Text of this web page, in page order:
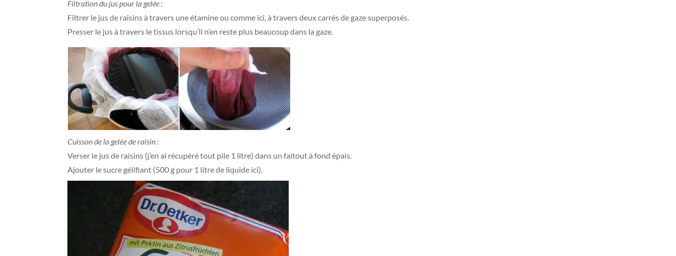
Filtration du jus pour la gelée :
Filtrer le jus de raisins à travers une étamine ou comme ici, à travers deux carrés de gaze superposés.
Presser le jus à travers le tissus lorsqu’il n’en reste plus beaucoup dans la gaze.
Cuisson de la gelée de raisin :
Verser le jus de raisins (j’en ai récupéré tout pile 1 litre) dans un faitout à fond épais.
Ajouter le sucre gélifiant (500 g pour 1 litre de liquide ici).